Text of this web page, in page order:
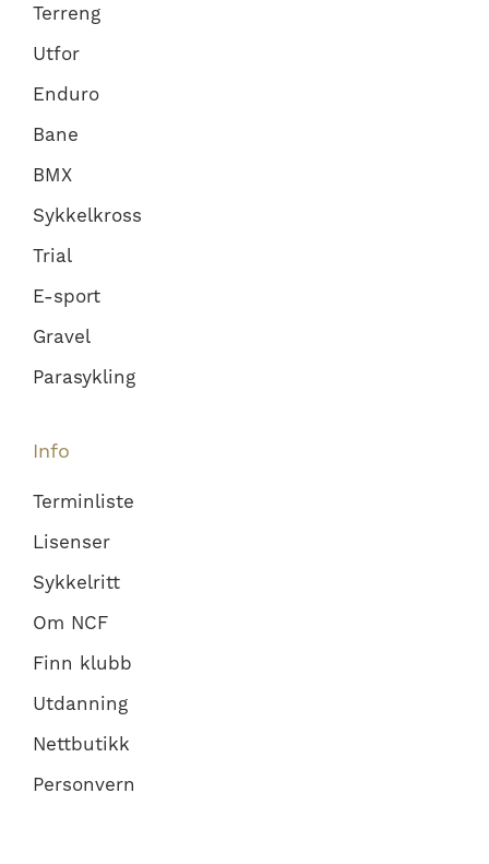
Terreng
Utfor
Enduro
Bane
BMX
Sykkelkross
Trial
E-sport
Gravel
Parasykling
Info
Terminliste
Lisenser
Sykkelritt
Om NCF
Finn klubb
Utdanning
Nettbutikk
Personvern